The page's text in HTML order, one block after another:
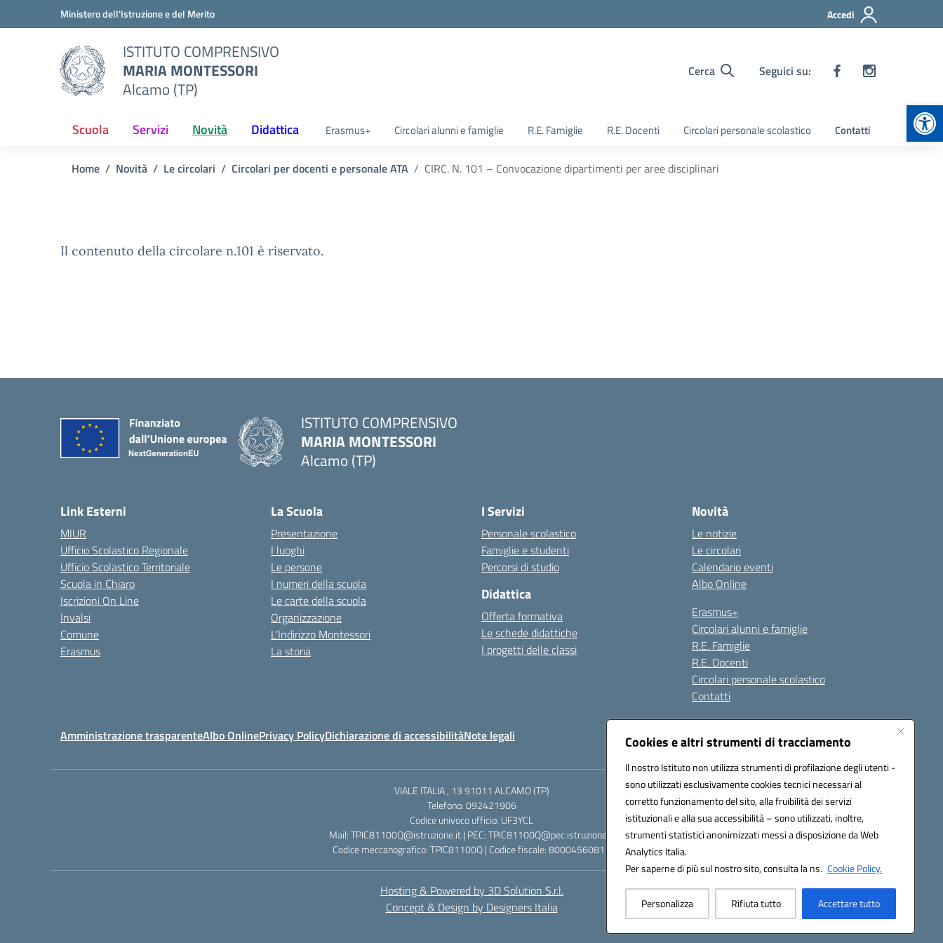
Cookies e altri strumenti di tracciamento
Il nostro Istituto non utilizza strumenti di profilazione degli utenti -
sono utilizzati esclusivamente cookies tecnici necessari al
corretto funzionamento del sito, alla fruibilità dei servizi
istituzionali e alla sua accessibilità – sono utilizzati, inoltre,
strumenti statistici anonimizzati messi a disposizione da Web
Analytics Italia.
Per saperne di più sul nostro sito, consulta la ns. Cookie Policy.
Personalizza Rifiuta tutto Accettare tutto
Vai ai contenuti
Vai al menu di navigazioneMinistero dell'Istruzione e del Merito Accedi
ISTITUTO COMPRENSIVO
MARIA MONTESSORI
Alcamo (TP)
Cerca Seguici su:
Scuola Servizi Novità Didattica Erasmus+ Circolari alunni e famiglie R.E. Famiglie R.E. Docenti Circolari personale scolastico Contatti
Home Novità Le circolari Circolari per docenti e personale ATA CIRC. N. 101 – Convocazione dipartimenti per aree disciplinari
Il contenuto della circolare n.101 è riservato.
ISTITUTO COMPRENSIVO
MARIA MONTESSORI
Alcamo (TP)
Link Esterni
MIUR
Ufficio Scolastico Regionale
Ufficio Scolastico Territoriale
Scuola in Chiaro
Iscrizioni On Line
Invalsi
Comune
Erasmus
La Scuola
Presentazione
I luoghi
Le persone
I numeri della scuola
Le carte della scuola
Organizzazione
L’Indirizzo Montessori
La storia
I Servizi
Personale scolastico
Famiglie e studenti
Percorsi di studio
Didattica
Offerta formativa
Le schede didattiche
I progetti delle classi
Novità
Le notizie
Le circolari
Calendario eventi
Albo Online
Erasmus+
Circolari alunni e famiglie
R.E. Famiglie
R.E. Docenti
Circolari personale scolastico
Contatti
Amministrazione trasparenteAlbo OnlinePrivacy PolicyDichiarazione di accessibilitàNote legali Seguici su:
VIALE ITALIA , 13 91011 ALCAMO (TP)
Telefono: 092421906
Codice univoco ufficio: UF3YCL
Mail: TPIC81100Q@istruzione.it | PEC: TPIC81100Q@pec.istruzione.it
Codice meccanografico: TPIC81100Q | Codice fiscale: 80004560811
Hosting & Powered by 3D Solution S.r.l.
Concept & Design by Designers Italia